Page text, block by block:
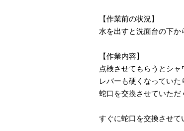
【作業前の状況】
水を出すと洗面台の下か
【作業内容】
点検させてもらうとシャ
レバーも硬くなっていた
蛇口を交換させていただ
すぐに蛇口を交換させて